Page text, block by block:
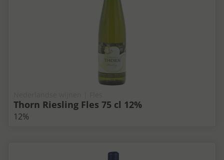
Thorn Riesling Fles 75 cl 12%
12%